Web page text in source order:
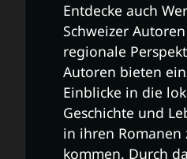
Entdecke auch
Schweizer
regionale
Autoren bieten
Einblicke in die
Geschichte und
in ihren Romanen
kommen. Durch